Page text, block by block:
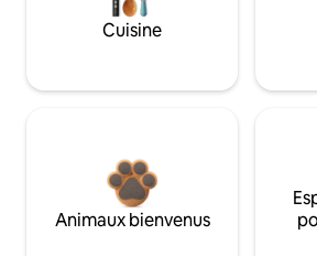
Cuisine
Animaux bienvenus